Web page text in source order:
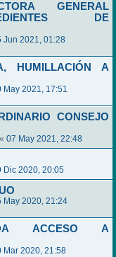
GENERAL
DE
Jun 2021, 01:28
HUMILLACIÓN A
May 2021, 17:51
CONSEJO
« 07 May 2021, 22:48
Dic 2020, 20:05
May 2020, 21:24
ACCESO A
Mar 2020, 21:58